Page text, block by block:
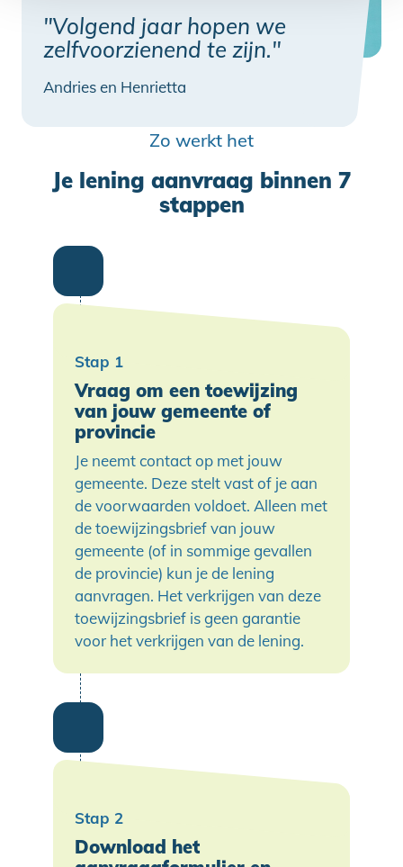
"Volgend jaar hopen we
zelfvoorzienend te zijn."
Andries en Henrietta
Zo werkt het
Je lening aanvraag binnen 7
stappen
Vraag om een toewijzing
van jouw gemeente of
provincie
Je neemt contact op met jouw
gemeente. Deze stelt vast of je aan
de voorwaarden voldoet. Alleen met
de toewijzingsbrief van jouw
gemeente (of in sommige gevallen
de provincie) kun je de lening
aanvragen. Het verkrijgen van deze
toewijzingsbrief is geen garantie
voor het verkrijgen van de lening.
Download het